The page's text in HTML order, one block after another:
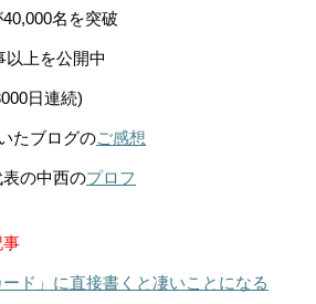
名を突破
以上を公開中
日連続)
たブログのご感想
の中西のプロフ
事
ド」に直接書くと凄いことになる